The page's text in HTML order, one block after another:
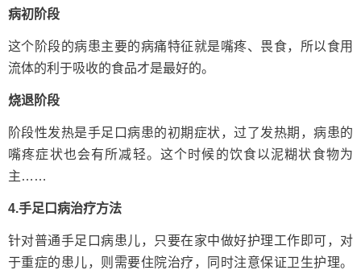
病初阶段
这个阶段的病患主要的病痛特征就是嘴疼、畏食，所以食用
流体的利于吸收的食品才是最好的。
烧退阶段
阶段性发热是手足口病患的初期症状，过了发热期，病患的
嘴疼症状也会有所减轻。这个时候的饮食以泥糊状食物为
主……
4.手足口病治疗方法
针对普通手足口病患儿，只要在家中做好护理工作即可，对
于重症的患儿，则需要住院治疗，同时注意保证卫生护理。